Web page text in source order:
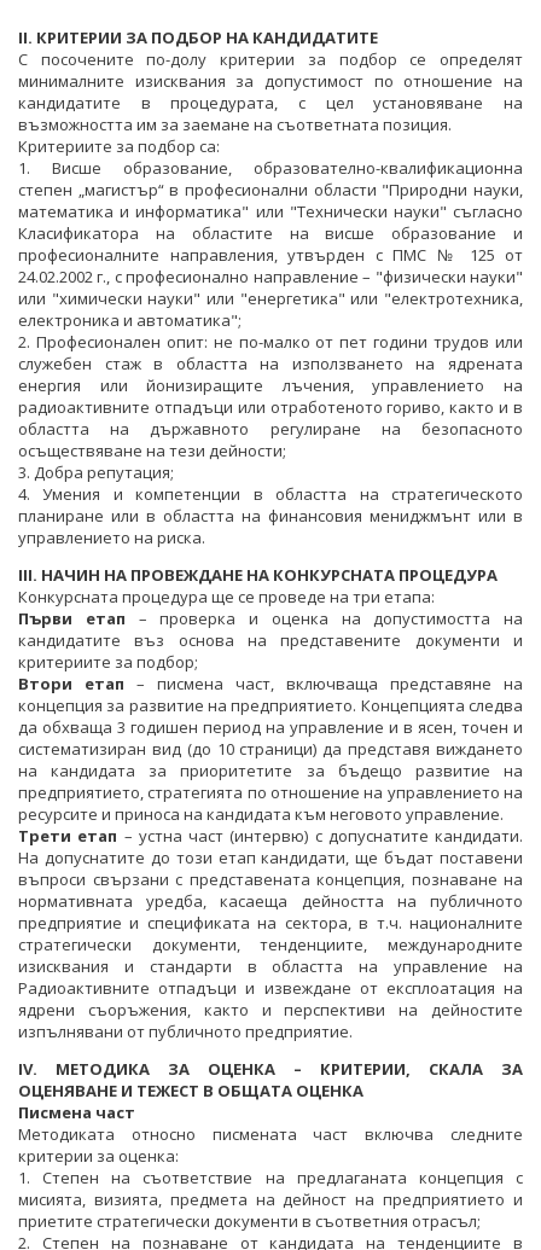
II. КРИТЕРИИ ЗА ПОДБОР НА КАНДИДАТИТЕ
С посочените по-долу критерии за подбор се определят
минималните изисквания за допустимост по отношение на
кандидатите в процедурата, с цел установяване на
възможността им за заемане на съответната позиция.
Критериите за подбор са:
1. Висше образование, образователно-квалификационна
степен „магистър“ в професионални области "Природни науки,
математика и информатика" или "Технически науки" съгласно
Класификатора на областите на висше образование и
професионалните направления, утвърден с ПМС № 125 от
24.02.2002 г., с професионално направление – "физически науки"
или "химически науки" или "енергетика" или "електротехника,
електроника и автоматика";
2. Професионален опит: не по-малко от пет години трудов или
служебен стаж в областта на използването на ядрената
енергия или йонизиращите лъчения, управлението на
радиоактивните отпадъци или отработеното гориво, както и в
областта на държавното регулиране на безопасното
осъществяване на тези дейности;
3. Добра репутация;
4. Умения и компетенции в областта на стратегическото
планиране или в областта на финансовия мениджмънт или в
управлението на риска.
ІІІ. НАЧИН НА ПРОВЕЖДАНЕ НА КОНКУРСНАТА ПРОЦЕДУРА
Конкурсната процедура ще се проведе на три етапа:
Първи етап – проверка и оценка на допустимостта на
кандидатите въз основа на представените документи и
критериите за подбор;
Втори етап – писмена част, включваща представяне на
концепция за развитие на предприятието. Концепцията следва
да обхваща 3 годишен период на управление и в ясен, точен и
систематизиран вид (до 10 страници) да представя виждането
на кандидата за приоритетите за бъдещо развитие на
предприятието, стратегията по отношение на управлението на
ресурсите и приноса на кандидата към неговото управление.
Трети етап – устна част (интервю) с допуснатите кандидати.
На допуснатите до този етап кандидати, ще бъдат поставени
въпроси свързани с представената концепция, познаване на
нормативната уредба, касаеща дейността на публичното
предприятие и спецификата на сектора, в т.ч. националните
стратегически документи, тенденциите, международните
изисквания и стандарти в областта на управление на
Радиоактивните отпадъци и извеждане от експлоатация на
ядрени съоръжения, както и перспективи на дейностите
изпълнявани от публичното предприятие.
ІV. МЕТОДИКА ЗА ОЦЕНКА – КРИТЕРИИ, СКАЛА ЗА
ОЦЕНЯВАНЕ И ТЕЖЕСТ В ОБЩАТА ОЦЕНКА
Писмена част
Методиката относно писмената част включва следните
критерии за оценка:
1. Степен на съответствие на предлаганата концепция с
мисията, визията, предмета на дейност на предприятието и
приетите стратегически документи в съответния отрасъл;
2. Степен на познаване от кандидата на тенденциите в